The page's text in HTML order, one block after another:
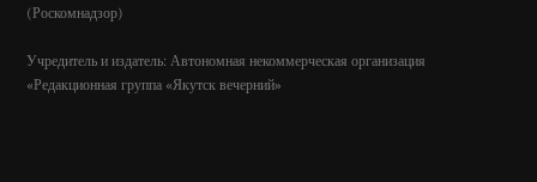
(Роскомнадзор)
Учредитель и издатель: Автономная некоммерческая организация
«Редакционная группа «Якутск вечерний»